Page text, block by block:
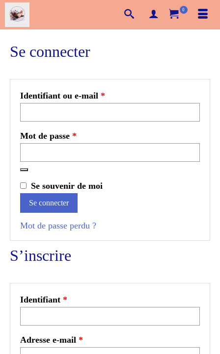
0
Se connecter
Identifiant ou e-mail *
Mot de passe *
Se souvenir de moi
Se connecter
Mot de passe perdu ?
S’inscrire
Identifiant *
Adresse e-mail *